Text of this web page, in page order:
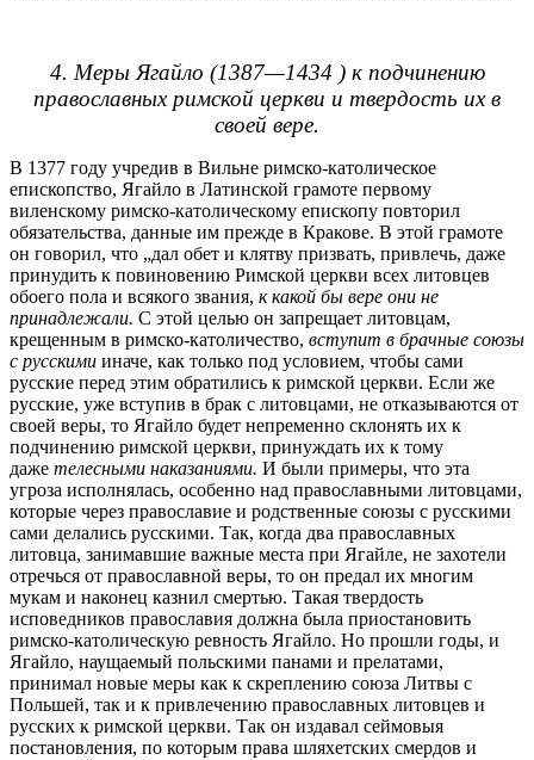
4. Меры Ягайло (1387—1434 ) к подчинению
православных римской церкви и твердость их в
своей вере.
В 1377 году учредив в Вильне римско-католическое
епископство, Ягайло в Латинской грамоте первому
виленскому римско-католическому епископу повторил
обязательства, данные им прежде в Кракове. В этой грамоте
он говорил, что „дал обет и клятву призвать, привлечь, даже
принудить к повиновению Римской церкви всех литовцев
обоего пола и всякого звания, к какой бы вере они не
принадлежали. С этой целью он запрещает литовцам,
крещенным в римско-католичество, вступит в брачные союзы
с русскими иначе, как только под условием, чтобы сами
русские перед этим обратились к римской церкви. Если же
русские, уже вступив в брак с литовцами, не отказываются от
своей веры, то Ягайло будет непременно склонять их к
подчинению римской церкви, принуждать их к тому
даже телесными наказаниями. И были примеры, что эта
угроза исполнялась, особенно над православными литовцами,
которые через православие и родственные союзы с русскими
сами делались русскими. Так, когда два православных
литовца, занимавшие важные места при Ягайле, не захотели
отречься от православной веры, то он предал их многим
мукам и наконец казнил смертью. Такая твердость
исповедников православия должна была приостановить
римско-католическую ревность Ягайло. Но прошли годы, и
Ягайло, наущаемый польскими панами и прелатами,
принимал новые меры как к скреплению союза Литвы с
Польшей, так и к привлечению православных литовцев и
русских к римской церкви. Так он издавал сеймовыя
постановления, по которым права шляхетских смердов и